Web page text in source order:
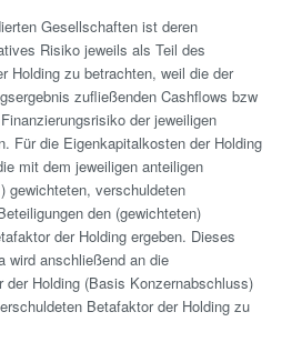
Gesellschaften ist deren
Risiko jeweils als Teil des
Holding zu betrachten, weil die der
zufließenden Cashflows bzw
der jeweiligen
Für die Eigenkapitalkosten der Holding
mit dem jeweiligen anteiligen
gewichteten, verschuldeten
den (gewichteten)
der Holding ergeben. Dieses
wird anschließend an die
der Holding (Basis Konzernabschluss)
Betafaktor der Holding zu